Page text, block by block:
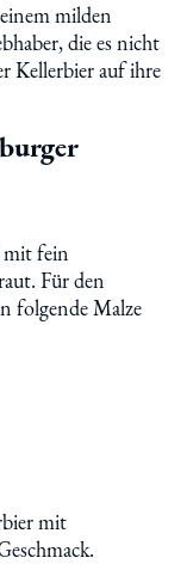
milden
die es nicht
Kellerbier auf ihre
mit fein
Für den
folgende Malze
mit